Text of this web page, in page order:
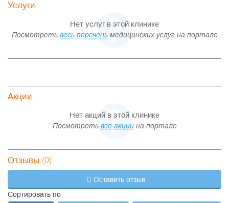
Услуги
Нет услуг в этой клинике
Посмотреть весь переченьмедицинских услуг на портале
Акции
Нет акций в этой клинике
Посмотреть все акциина портале
Отзывы (0)
Оставить отзыв
Сортировать по